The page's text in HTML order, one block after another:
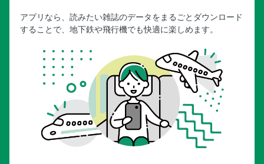
アプリなら、読みたい雑誌のデータをまるごとダウンロード
することで、地下鉄や飛行機でも快適に楽しめます。